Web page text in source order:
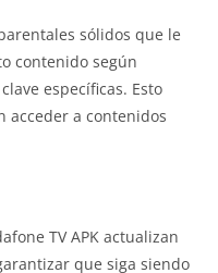
sólidos que le
contenido según
específicas. Esto
acceder a contenidos
TV APK actualizan
que siga siendo